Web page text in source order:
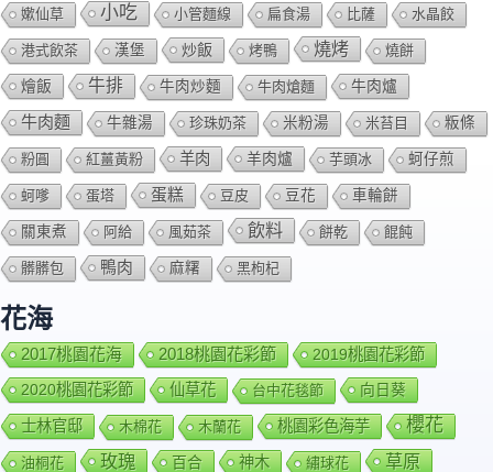
嫰仙草 小吃 小管麵線 扁食湯 比薩 水晶餃
港式飲茶 漢堡 炒飯 烤鴨 燒烤 燒餅
燴飯 牛排 牛肉炒麵 牛肉熗麵 牛肉爐
牛肉麵 牛雜湯 珍珠奶茶 米粉湯 米苔目 粄條
粉圓 紅薑黃粉 羊肉 羊肉爐 芋頭冰 蚵仔煎
蚵嗲 蛋塔 蛋糕 豆皮 豆花 車輪餅
關東煮 阿給 風茹茶 飲料 餅乾 餛飩
髒髒包 鴨肉 麻糬 黑枸杞
花海
2017桃園花海 2018桃園花彩節
2019桃園花彩節
2020桃園花彩節
仙草花 台中花毯節 向日葵
士林官邸 木棉花 木蘭花 桃園彩色海芋 櫻花
油桐花 玫瑰 百合 神木 繡球花 草原